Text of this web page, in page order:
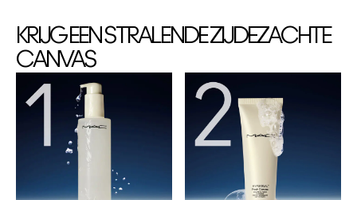
KRIJG EEN STRALENDE ZIJDEZACHTE
CANVAS